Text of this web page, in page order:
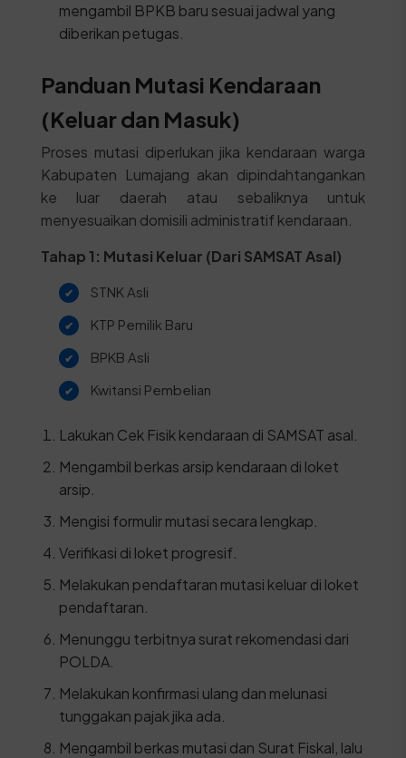
mengambil BPKB baru sesuai jadwal yang
diberikan petugas.
Panduan Mutasi Kendaraan
(Keluar dan Masuk)
Proses mutasi diperlukan jika kendaraan warga
Kabupaten Lumajang akan dipindahtangankan
ke luar daerah atau sebaliknya untuk
menyesuaikan domisili administratif kendaraan.
Tahap 1: Mutasi Keluar (Dari SAMSAT Asal)
STNK Asli
KTP Pemilik Baru
BPKB Asli
Kwitansi Pembelian
Lakukan Cek Fisik kendaraan di SAMSAT asal.
Mengambil berkas arsip kendaraan di loket
arsip.
Mengisi formulir mutasi secara lengkap.
Verifikasi di loket progresif.
Melakukan pendaftaran mutasi keluar di loket
pendaftaran.
Menunggu terbitnya surat rekomendasi dari
POLDA.
Melakukan konfirmasi ulang dan melunasi
tunggakan pajak jika ada.
Mengambil berkas mutasi dan Surat Fiskal, lalu